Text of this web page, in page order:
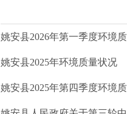
姚安县2026年第一季度环境
姚安县2025年环境质量状况
姚安县2025年第四季度环境